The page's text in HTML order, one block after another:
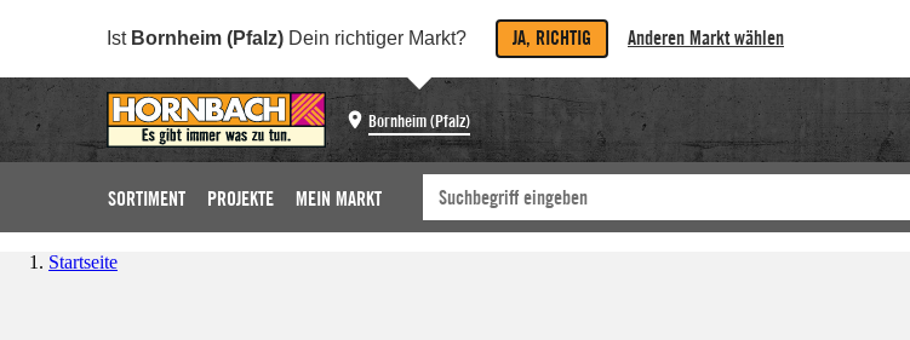
Ist Bornheim (Pfalz) Dein richtiger Markt? JA, RICHTIG Anderen Markt wählen
Bornheim (Pfalz)
SORTIMENT PROJEKTE MEIN MARKT
Startseite